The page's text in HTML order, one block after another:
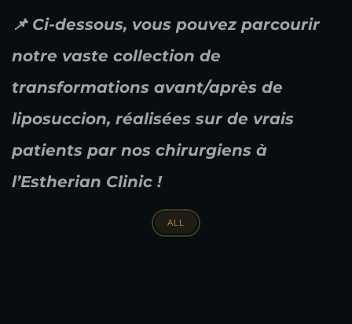
📌 Ci-dessous, vous pouvez parcourir
notre vaste collection de
transformations avant/après de
liposuccion, réalisées sur de vrais
patients par nos chirurgiens à
l’Estherian Clinic !
ALL